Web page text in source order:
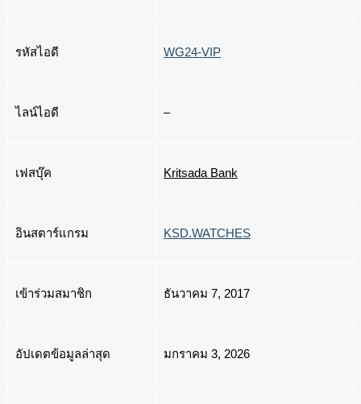
รหัสไอดี WG24-VIP
ไลน์ไอดี –
เฟสบุ๊ค Kritsada Bank
อินสตาร์แกรม KSD.WATCHES
เข้าร่วมสมาชิก ธันวาคม 7, 2017
อัปเดตข้อมูลล่าสุด มกราคม 3, 2026